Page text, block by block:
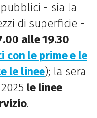
- sia la
di superficie -
alle 19.30
le prime e le
le linee); la sera
le linee
.